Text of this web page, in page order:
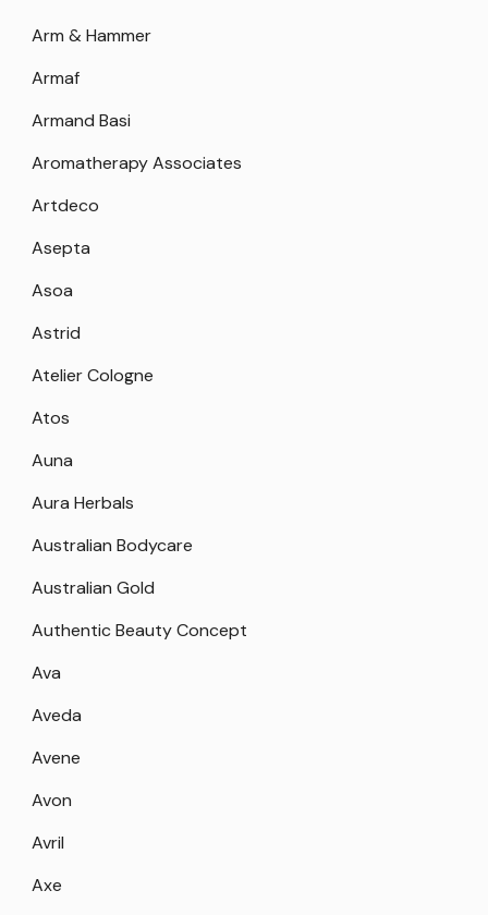
Arm & Hammer
Armaf
Armand Basi
Aromatherapy Associates
Artdeco
Asepta
Asoa
Astrid
Atelier Cologne
Atos
Auna
Aura Herbals
Australian Bodycare
Australian Gold
Authentic Beauty Concept
Ava
Aveda
Avene
Avon
Avril
Axe